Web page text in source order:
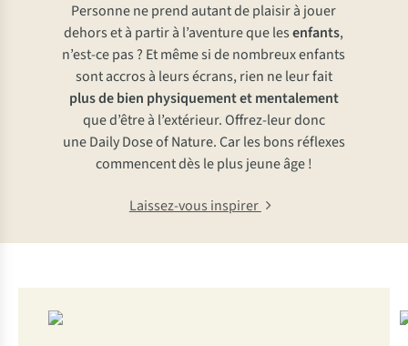
Personne ne prend autant de plaisir à jouer
dehors et à partir à l’aventure que lesenfants,
n’est-ce pas ? Et même si de nombreux enfants
sont accros à leurs écrans, rien ne leur fait
plus de bien physiquement et mentalement
que d’être à l’extérieur. Offrez-leur donc
une Daily Dose of Nature. Car les bons réflexes
commencent dès le plus jeune âge !
Laissez-vous inspirer